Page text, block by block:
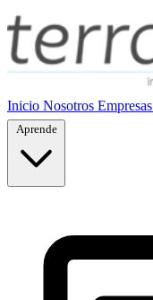
Inicio Nosotros Empresas
Aprende